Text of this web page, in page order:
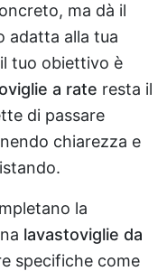
ma dà il
adatta alla tua
tuo obiettivo è
a rate resta il
di passare
chiarezza e
la
lavastoviglie da
specifiche come